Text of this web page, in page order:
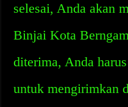
selesai, Anda akan
Binjai Kota
diterima, Anda
untuk mengirimkan